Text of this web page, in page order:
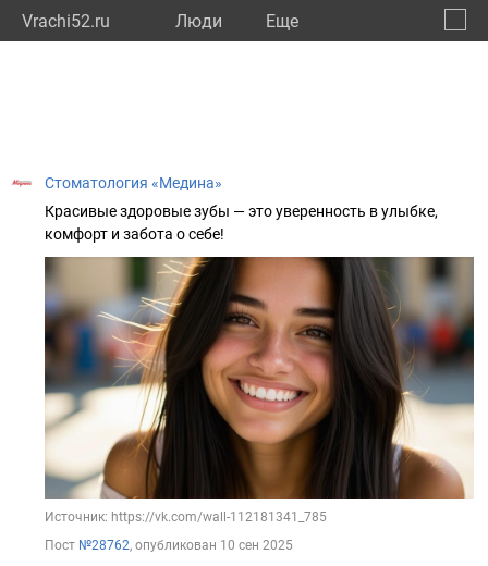
Vrachi52.ru Люди Eще
Стоматология «Медина»
Красивые здоровые зубы — это уверенность в улыбке,
комфорт и забота о себе!
Источник: https://vk.com/wall-112181341_785
Пост №28762, опубликован 10 сен 2025